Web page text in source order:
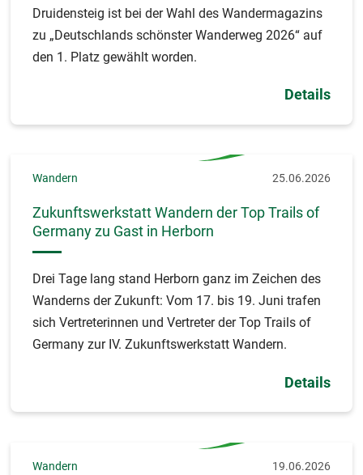
Druidensteig ist bei der Wahl des Wandermagazins
zu „Deutschlands schönster Wanderweg 2026“ auf
den 1. Platz gewählt worden.
Details
Wandern 25.06.2026
Zukunftswerkstatt Wandern der Top Trails of
Germany zu Gast in Herborn
Drei Tage lang stand Herborn ganz im Zeichen des
Wanderns der Zukunft: Vom 17. bis 19. Juni trafen
sich Vertreterinnen und Vertreter der Top Trails of
Germany zur IV. Zukunftswerkstatt Wandern.
Details
Wandern 19.06.2026